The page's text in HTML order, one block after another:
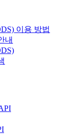
이용 방법
내